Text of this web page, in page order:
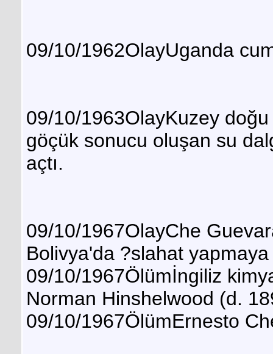
09/10/1962OlayUganda
09/10/1963OlayKuzey
göçük sonucu oluşan su
açtı.
09/10/1967OlayChe
Bolivya'da ?slahat
09/10/1967Ölümİngiliz
Norman Hinshelwood (d.
09/10/1967ÖlümErnesto